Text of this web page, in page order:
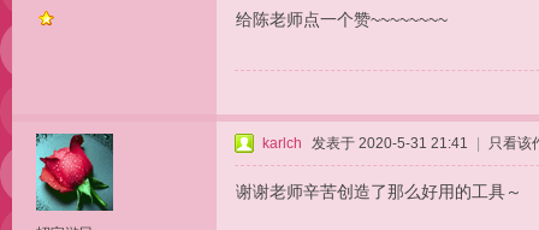
给陈老师点一个赞~~~~~~~~
karlch 发表于 2020-5-31 21:41 只看该
谢谢老师辛苦创造了那么好用的工具～